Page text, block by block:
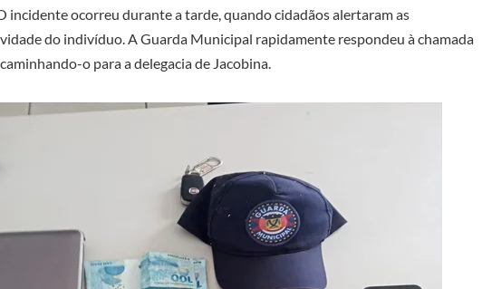
incidente ocorreu durante a tarde, quando cidadãos alertaram as
do indivíduo. A Guarda Municipal rapidamente respondeu à chamada
o para a delegacia de Jacobina.